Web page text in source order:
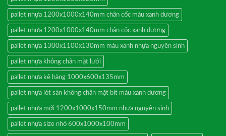
pallet nhựa 1200x1000x140mm chân cốc màu xanh dương
pallet nhựa 1200x1000x140mm chân cốc xanh dương
pallet nhựa 1300x1100x130mm màu xanh nhựa nguyên sinh
pallet nhựa không chân mặt lưới
pallet nhựa kê hàng 1000x600x135mm
pallet nhựa lót sàn không chân mặt bít màu xanh dương
pallet nhựa mới 1200x1000x150mm nhựa nguyên sinh
pallet nhựa size nhỏ 600x1000x100mm